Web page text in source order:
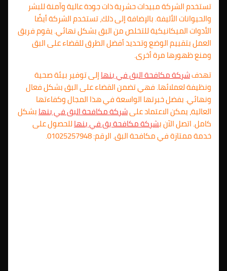
تستخدم الشركة مبيدات حشرية ذات جودة عالية وآمنة للبشر
والحيوانات الأليفة. بالإضافة إلى ذلك، تستخدم الشركة أيضًا
الأدوات الميكانيكية للتخلص من البق بشكل نهائي. يقوم فريق
العمل بتقييم الوضع وتحديد أفضل الطرق للقضاء على البق
ومنع ظهورها مرة أخرى.
تهدفشركة مكافحة البق في بنهاإلى توفير بيئة صحية
ونظيفة لعملائها. فهي تضمن القضاء على البق بشكل فعال
ونهائي. بفضل خبرتها الواسعة في هذا المجال وكفاءتها
العالية، يمكن الاعتماد علىشركة مكافحة البق في بنهابشكل
كامل. اتصل الآن بشركة مكافحة بق في بنهاللحصول على
خدمة ممتازة في مكافحة البق. الرقم: 01025257948.